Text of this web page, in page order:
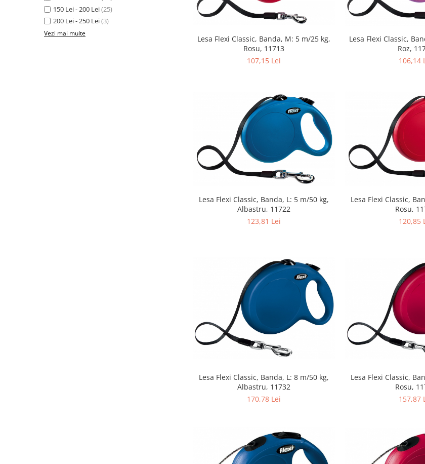
Accesorii Auto & Bicicletă
Accesorii Acasă și Mobilier
150 Lei - 200 Lei(25)
200 Lei - 250 Lei(3)
Vezi mai multe
Lesa Flexi Classic, Banda, M: 5 m/25 kg,
Rosu, 11713
107,15 Lei
Lesa Flexi Classic,
Roz,
106,14
Lesa Flexi Classic, Banda, L: 5 m/50 kg,
Albastru, 11722
123,81 Lei
Lesa Flexi Classic,
Rosu,
120,85
Lesa Flexi Classic, Banda, L: 8 m/50 kg,
Albastru, 11732
170,78 Lei
Lesa Flexi Classic,
Rosu,
157,87